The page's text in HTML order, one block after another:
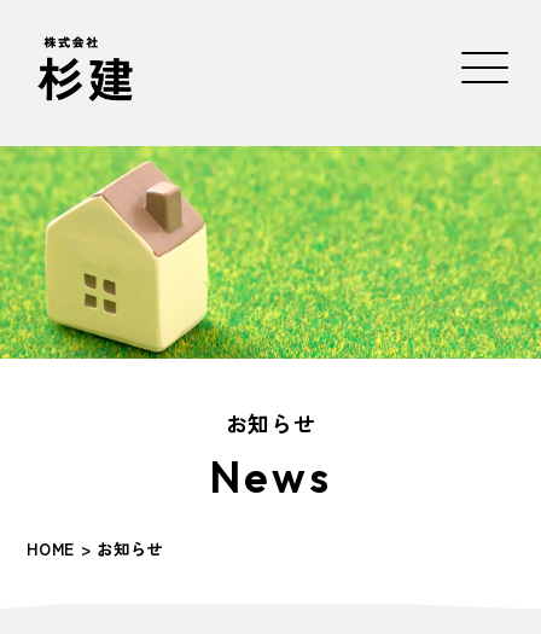
お知らせ
News
HOME > お知らせ